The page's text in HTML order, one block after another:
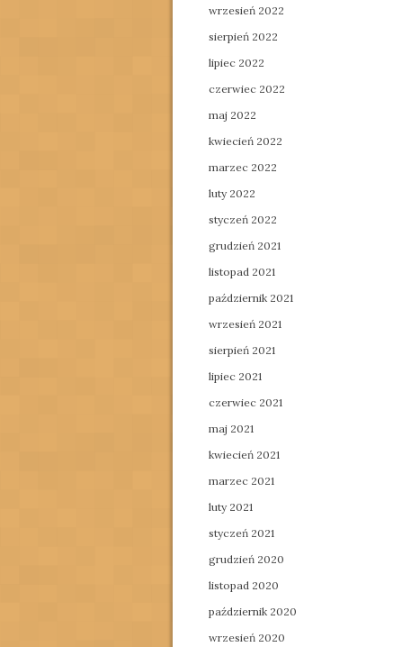
wrzesień 2022
sierpień 2022
lipiec 2022
czerwiec 2022
maj 2022
kwiecień 2022
marzec 2022
luty 2022
styczeń 2022
grudzień 2021
listopad 2021
październik 2021
wrzesień 2021
sierpień 2021
lipiec 2021
czerwiec 2021
maj 2021
kwiecień 2021
marzec 2021
luty 2021
styczeń 2021
grudzień 2020
listopad 2020
październik 2020
wrzesień 2020